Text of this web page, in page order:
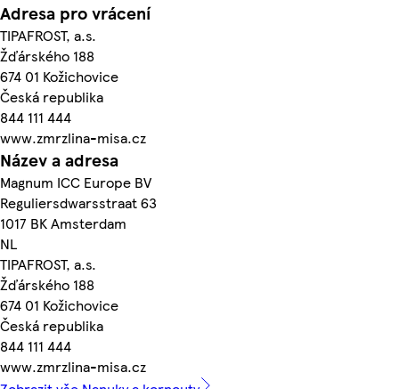
Adresa pro vrácení
TIPAFROST, a.s.
Žďárského 188
674 01 Kožichovice
Česká republika
844 111 444
www.zmrzlina-misa.cz
Název a adresa
Magnum ICC Europe BV
Reguliersdwarsstraat 63
1017 BK Amsterdam
NL
TIPAFROST, a.s.
Žďárského 188
674 01 Kožichovice
Česká republika
844 111 444
www.zmrzlina-misa.cz